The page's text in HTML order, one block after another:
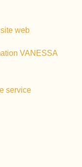
web
VANESSA
service